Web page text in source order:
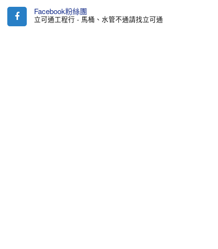
Facebook粉絲團
立可通工程行 - 馬桶、水管不通請找立可通